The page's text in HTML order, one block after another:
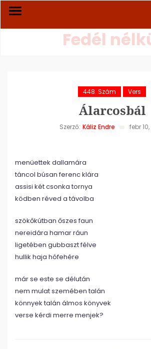
Fedél
448. Szám Vers
Álarcosbál
Szerző: Káliz Endre febr 10,
menüettek dallamára
táncol búsan ferenc klára
assisi két csonka tornya
ködben réved a távolba
szökőkútban őszes faun
nereidára hamar ráun
ligetében gubbaszt félve
hullik haja hófehére
már se este se délután
nem mulat szemében talán
könnyek talán álmos könyvek
verse kérdi merre menjek?